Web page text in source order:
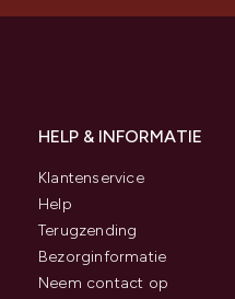
HELP & INFORMATIE
Klantenservice
Help
Terugzending
Bezorginformatie
Neem contact op